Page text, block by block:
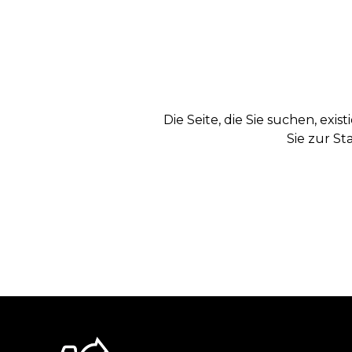
Die Seite, die Sie suchen,
Sie zur